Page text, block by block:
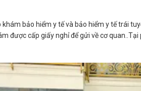
khám bảo hiểm y tế và bảo hiểm y tế trái
được cấp giấy nghỉ để gửi về cơ